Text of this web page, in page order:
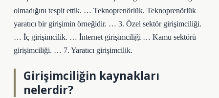
olmadığını tespit ettik. … Teknoprenörlük. Teknoprenörlük
yaratıcı bir girişimin örneğidir. … 3. Özel sektör girişimciliği.
… İç girişimcilik. … İnternet girişimciliği … Kamu sektörü
girişimciliği. … 7. Yaratıcı girişimcilik.
Girişimciliğin kaynakları
nelerdir?